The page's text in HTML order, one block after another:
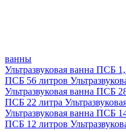
ванны
Ультразвуковая ванна ПСБ
ПСБ 56 литров
Ультразвуковая ванна ПСБ
ПСБ 22 литра
Ультразвуковая ванна ПСБ
ПСБ 12 литров